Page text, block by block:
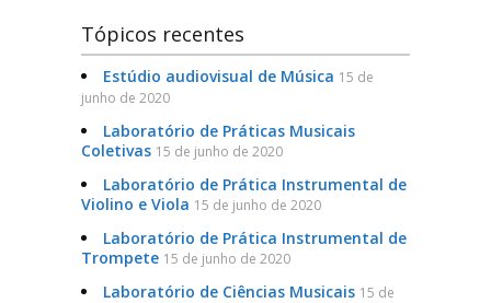
Tópicos recentes
Estúdio audiovisual de Música 15 de
junho de 2020
Laboratório de Práticas Musicais
Coletivas 15 de junho de 2020
Laboratório de Prática Instrumental de
Violino e Viola 15 de junho de 2020
Laboratório de Prática Instrumental de
Trompete 15 de junho de 2020
Laboratório de Ciências Musicais 15 de